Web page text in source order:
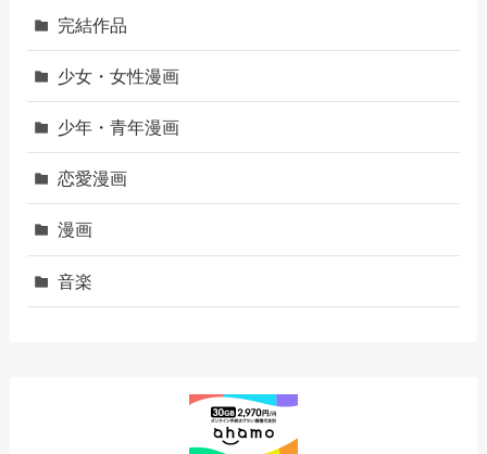
完結作品
少女・女性漫画
少年・青年漫画
恋愛漫画
漫画
音楽